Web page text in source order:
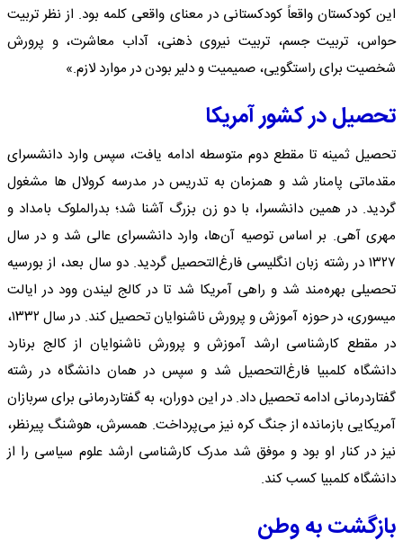
این کودکستان واقعاً کودکستانی در معنای واقعی کلمه بود. از نظر تربیت
حواس، تربیت جسم، تربیت نیروی ذهنی، آداب معاشرت، و پرورش
شخصیت برای راستگویی، صمیمیت و دلیر بودن در موارد لازم.»
تحصیل در کشور آمریکا
تحصیل ثمینه تا مقطع دوم متوسطه ادامه یافت، سپس وارد دانشسرای
مقدماتی پامنار شد و همزمان به تدریس در مدرسه کرولال ها مشغول
گردید. در همین دانشسرا، با دو زن بزرگ آشنا شد؛ بدرالملوک بامداد و
مهری آهی. بر اساس توصیه آن‌ها، وارد دانشسرای عالی شد و در سال
۱۳۲۷ در رشته زبان انگلیسی فارغ‌التحصیل گردید. دو سال بعد، از بورسیه
تحصیلی بهره‌مند شد و راهی آمریکا شد تا در کالج لیندن وود در ایالت
میسوری، در حوزه آموزش و پرورش ناشنوایان تحصیل کند. در سال ۱۳۳۲،
در مقطع کارشناسی ارشد آموزش و پرورش ناشنوایان از کالج برنارد
دانشگاه کلمبیا فارغ‌التحصیل شد و سپس در همان دانشگاه در رشته
گفتاردرمانی ادامه تحصیل داد. در این دوران، به گفتاردرمانی برای سربازان
آمریکایی بازمانده از جنگ کره نیز می‌پرداخت. همسرش، هوشنگ پیرنظر،
نیز در کنار او بود و موفق شد مدرک کارشناسی ارشد علوم سیاسی را از
دانشگاه کلمبیا کسب کند.
بازگشت به وطن